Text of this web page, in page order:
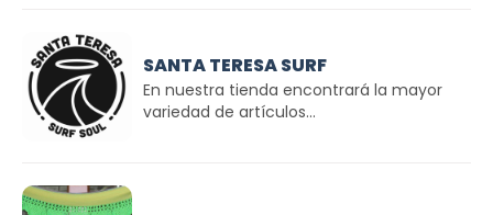
SANTA TERESA SURF
En nuestra tienda encontrará la mayor
variedad de artículos...